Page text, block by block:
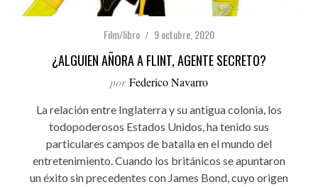
Film/libro 9 octubre, 2020
¿ALGUIEN AÑORA A FLINT, AGENTE SECRETO?
por Federico Navarro
La relación entre Inglaterra y su antigua colonia, los
todopoderosos Estados Unidos, ha tenido sus
particulares campos de batalla en el mundo del
entretenimiento. Cuando los británicos se apuntaron
un éxito sin precedentes con James Bond, cuyo origen